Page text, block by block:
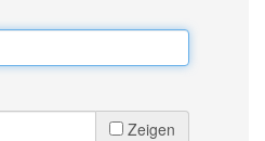
Zeigen